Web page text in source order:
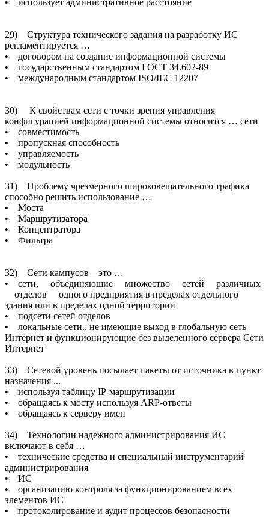
• использует административное расстояние
29) Структура технического задания на разработку ИС
регламентируется …
• договором на создание информационной системы
• государственным стандартом ГОСТ 34.602-89
• международным стандартом ISO/IEC 12207
30) К свойствам сети с точки зрения управления
конфигурацией информационной системы относится … сети
• совместимость
• пропускная способность
• управляемость
• модульность
31) Проблему чрезмерного широковещательного трафика
способно решить использование …
• Моста
• Маршрутизатора
• Концентратора
• Фильтра
32) Сети кампусов – это …
• сети, объединяющие множество сетей различных
отделов одного предприятия в пределах отдельного
здания или в пределах одной территории
• подсети сетей отделов
• локальные сети., не имеющие выход в глобальную сеть
Интернет и функционирующие без выделенного сервера Сети
Интернет
33) Сетевой уровень посылает пакеты от источника в пункт
назначения ...
• используя таблицу IР-маршрутизации
• обращаясь к мосту используя ARP-ответы
• обращаясь к серверу имен
34) Технологии надежного администрирования ИС
включают в себя …
• технические средства и специальный инструментарий
администрирования
• ИС
• организацию контроля за функционированием всех
элементов ИС
• протоколирование и аудит процессов безопасности